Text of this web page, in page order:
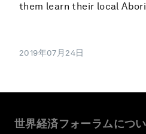
them learn their local
2019年07月24日
世界経済フォーラムにつ